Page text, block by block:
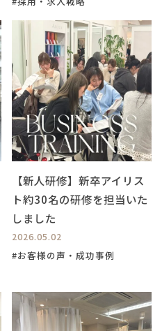
【新人研修】新卒アイリス
ト約30名の研修を担当いた
しました
2026.05.02
#お客様の声・成功事例